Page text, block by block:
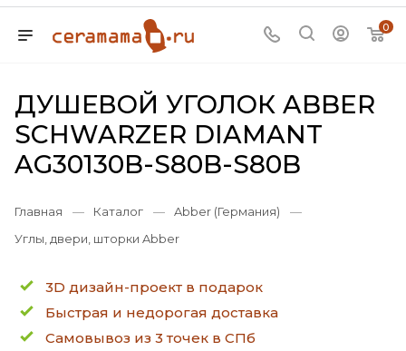
0
ДУШЕВОЙ УГОЛОК ABBER
SCHWARZER DIAMANT
AG30130B-S80B-S80B
Главная — Каталог — Abber (Германия)
—
Углы, двери, шторки Abber
3D дизайн-проект в подарок
Быстрая и недорогая доставка
Самовывоз из 3 точек в СПб